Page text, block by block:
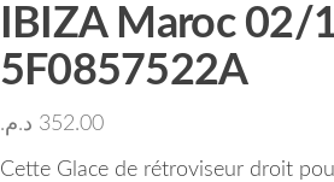
IBIZA Maroc 02/
5F0857522A
352.00 د.م.
Cette Glace de rétroviseur droit